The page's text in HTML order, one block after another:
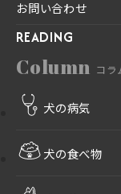
お問い合わせ
READING
Column コラ
犬の病気
犬の食べ物